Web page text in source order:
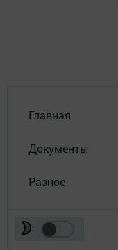
Главная
Документы
Разное